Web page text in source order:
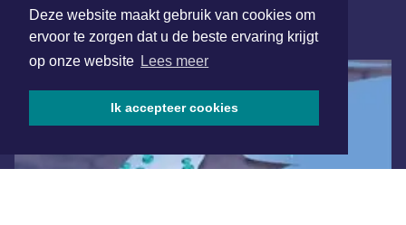
Deze website maakt gebruik van cookies om
ervoor te zorgen dat u de beste ervaring krijgt
op onze website Lees meer
Ik accepteer cookies
ONLINE DAGBLADEN